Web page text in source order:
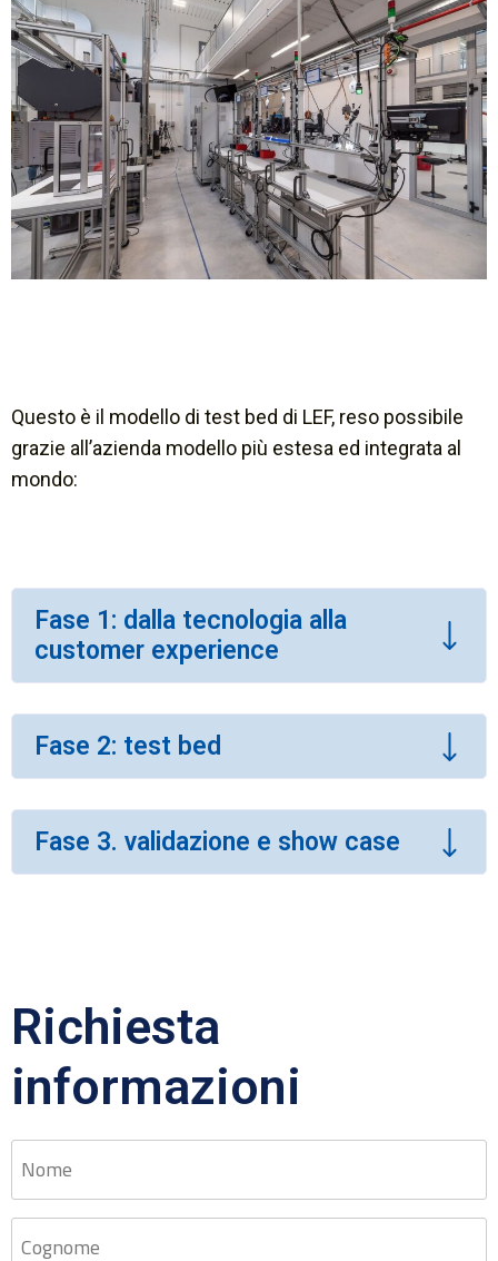
Questo è il modello di test bed di LEF, reso possibile
grazie all’azienda modello più estesa ed integrata al
mondo:
Fase 1: dalla tecnologia alla
customer experience
Fase 2: test bed
Fase 3. validazione e show case
Richiesta
informazioni